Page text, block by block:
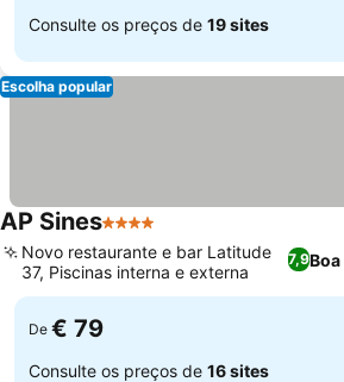
Consulte os preços de 19 sites
Escolha popular
AP Sines4 Estrelas
7,9Boa
Novo restaurante e bar Latitude
37, Piscinas interna e externa
De € 79
Consulte os preços de 16 sites